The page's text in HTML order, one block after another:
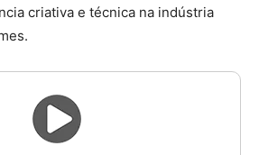
criativa e técnica na indústria